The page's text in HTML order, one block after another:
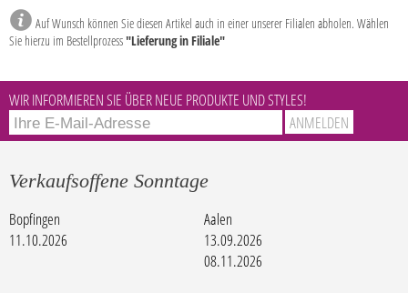
Auf Wunsch können Sie diesen Artikel auch in einer unserer Filialen abholen. Wählen
Sie hierzu im Bestellprozess"Lieferung in Filiale"
WIR INFORMIEREN SIE ÜBER NEUE PRODUKTE UND STYLES!
Verkaufsoffene Sonntage
Bopfingen
11.10.2026
Aalen
13.09.2026
08.11.2026